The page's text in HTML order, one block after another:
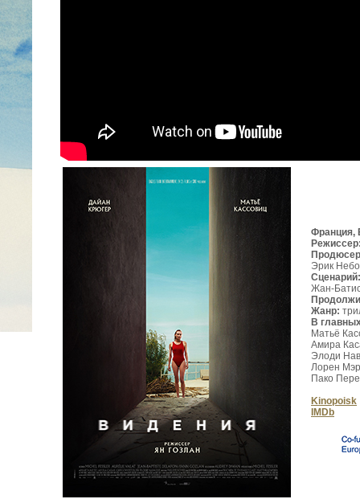
Франция,
Эрик
Жан-
Жанр:
В
Матьё
Амира
Элоди
Лорен
Пако
Kinopoisk
IMDb